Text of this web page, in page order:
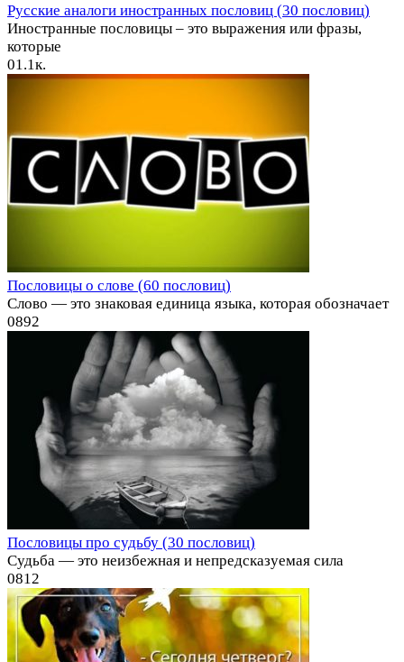
Русские аналоги иностранных пословиц (30 пословиц)
Иностранные пословицы – это выражения или фразы,
которые
01.1к.
Пословицы о слове (60 пословиц)
Слово — это знаковая единица языка, которая обозначает
0892
Пословицы про судьбу (30 пословиц)
Судьба — это неизбежная и непредсказуемая сила
0812